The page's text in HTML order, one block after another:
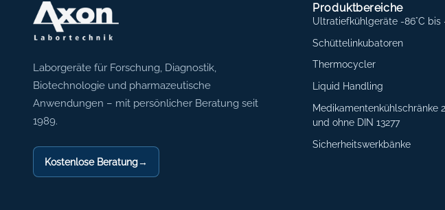
Axon Labortechnik
Laborgeräte für Forschung, Diagnostik,
Biotechnologie und pharmazeutische
Anwendungen – mit persönlicher Beratung seit
1989.
Kostenlose Beratung→
Produktbereiche
Ultratiefkühlgeräte -86°C bis
Schüttelinkubatoren
Thermocycler
Liquid Handling
Medikamentenkühlschränke
und ohne DIN 13277
Sicherheitswerkbänke